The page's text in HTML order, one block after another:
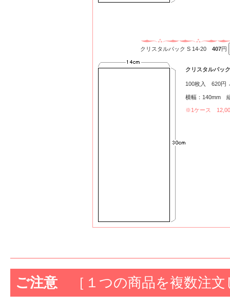
クリスタルパック S 14-20 407円
クリスタルパッ
100枚入 620
横幅：140mm
※1ケース
ご注意 ［１つの商品を複数注文